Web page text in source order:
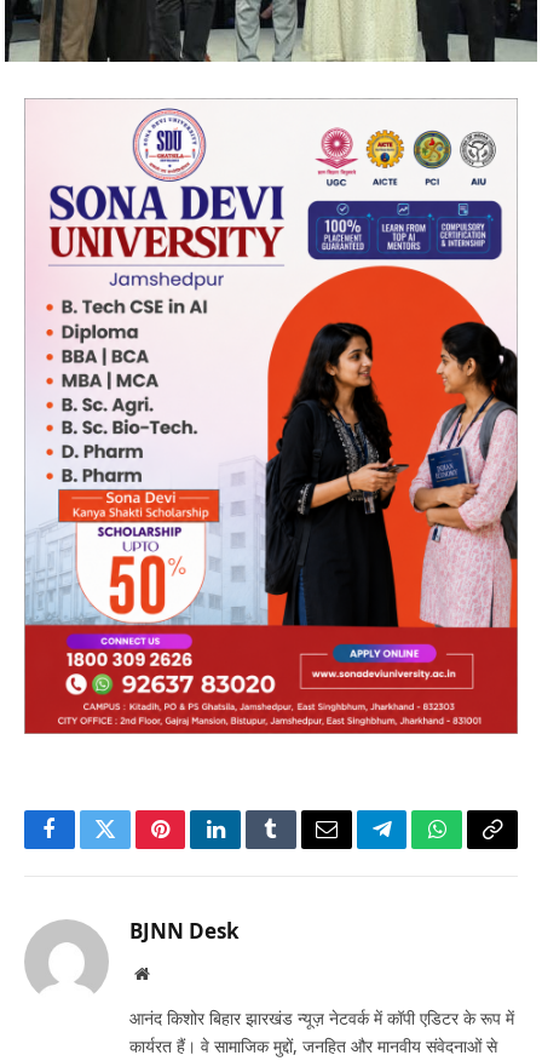
FacebookTwitterPinterestLinkedInTumblrEmailTelegramWhatsApp
Copy
BJNN Desk
Website
आनंद किशोर बिहार झारखंड न्यूज़ नेटवर्क में कॉपी एडिटर के रूप में
कार्यरत हैं। वे सामाजिक मुद्दों, जनहित और मानवीय संवेदनाओं से